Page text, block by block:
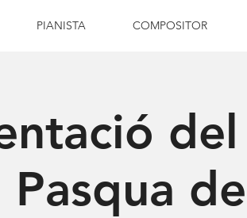
PIANISTA COMPOSITOR
Pasqua